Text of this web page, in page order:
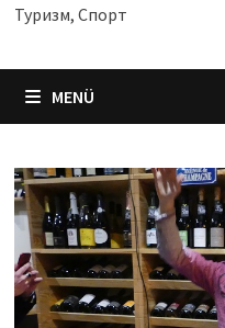
Туризм, Спорт
MENÜ